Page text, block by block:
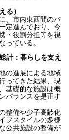
る）
、市内東西間のバ
定進んでおり、今
・役割分担等を視
っている。
計：暮らしを支え
の進展による地域
ってきた結果、現
基礎的な施設は概
バランスを是正す
整備や少子高齢化
フスタイルの多様
公共施設の整備が